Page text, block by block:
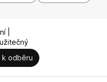
|
k odběru